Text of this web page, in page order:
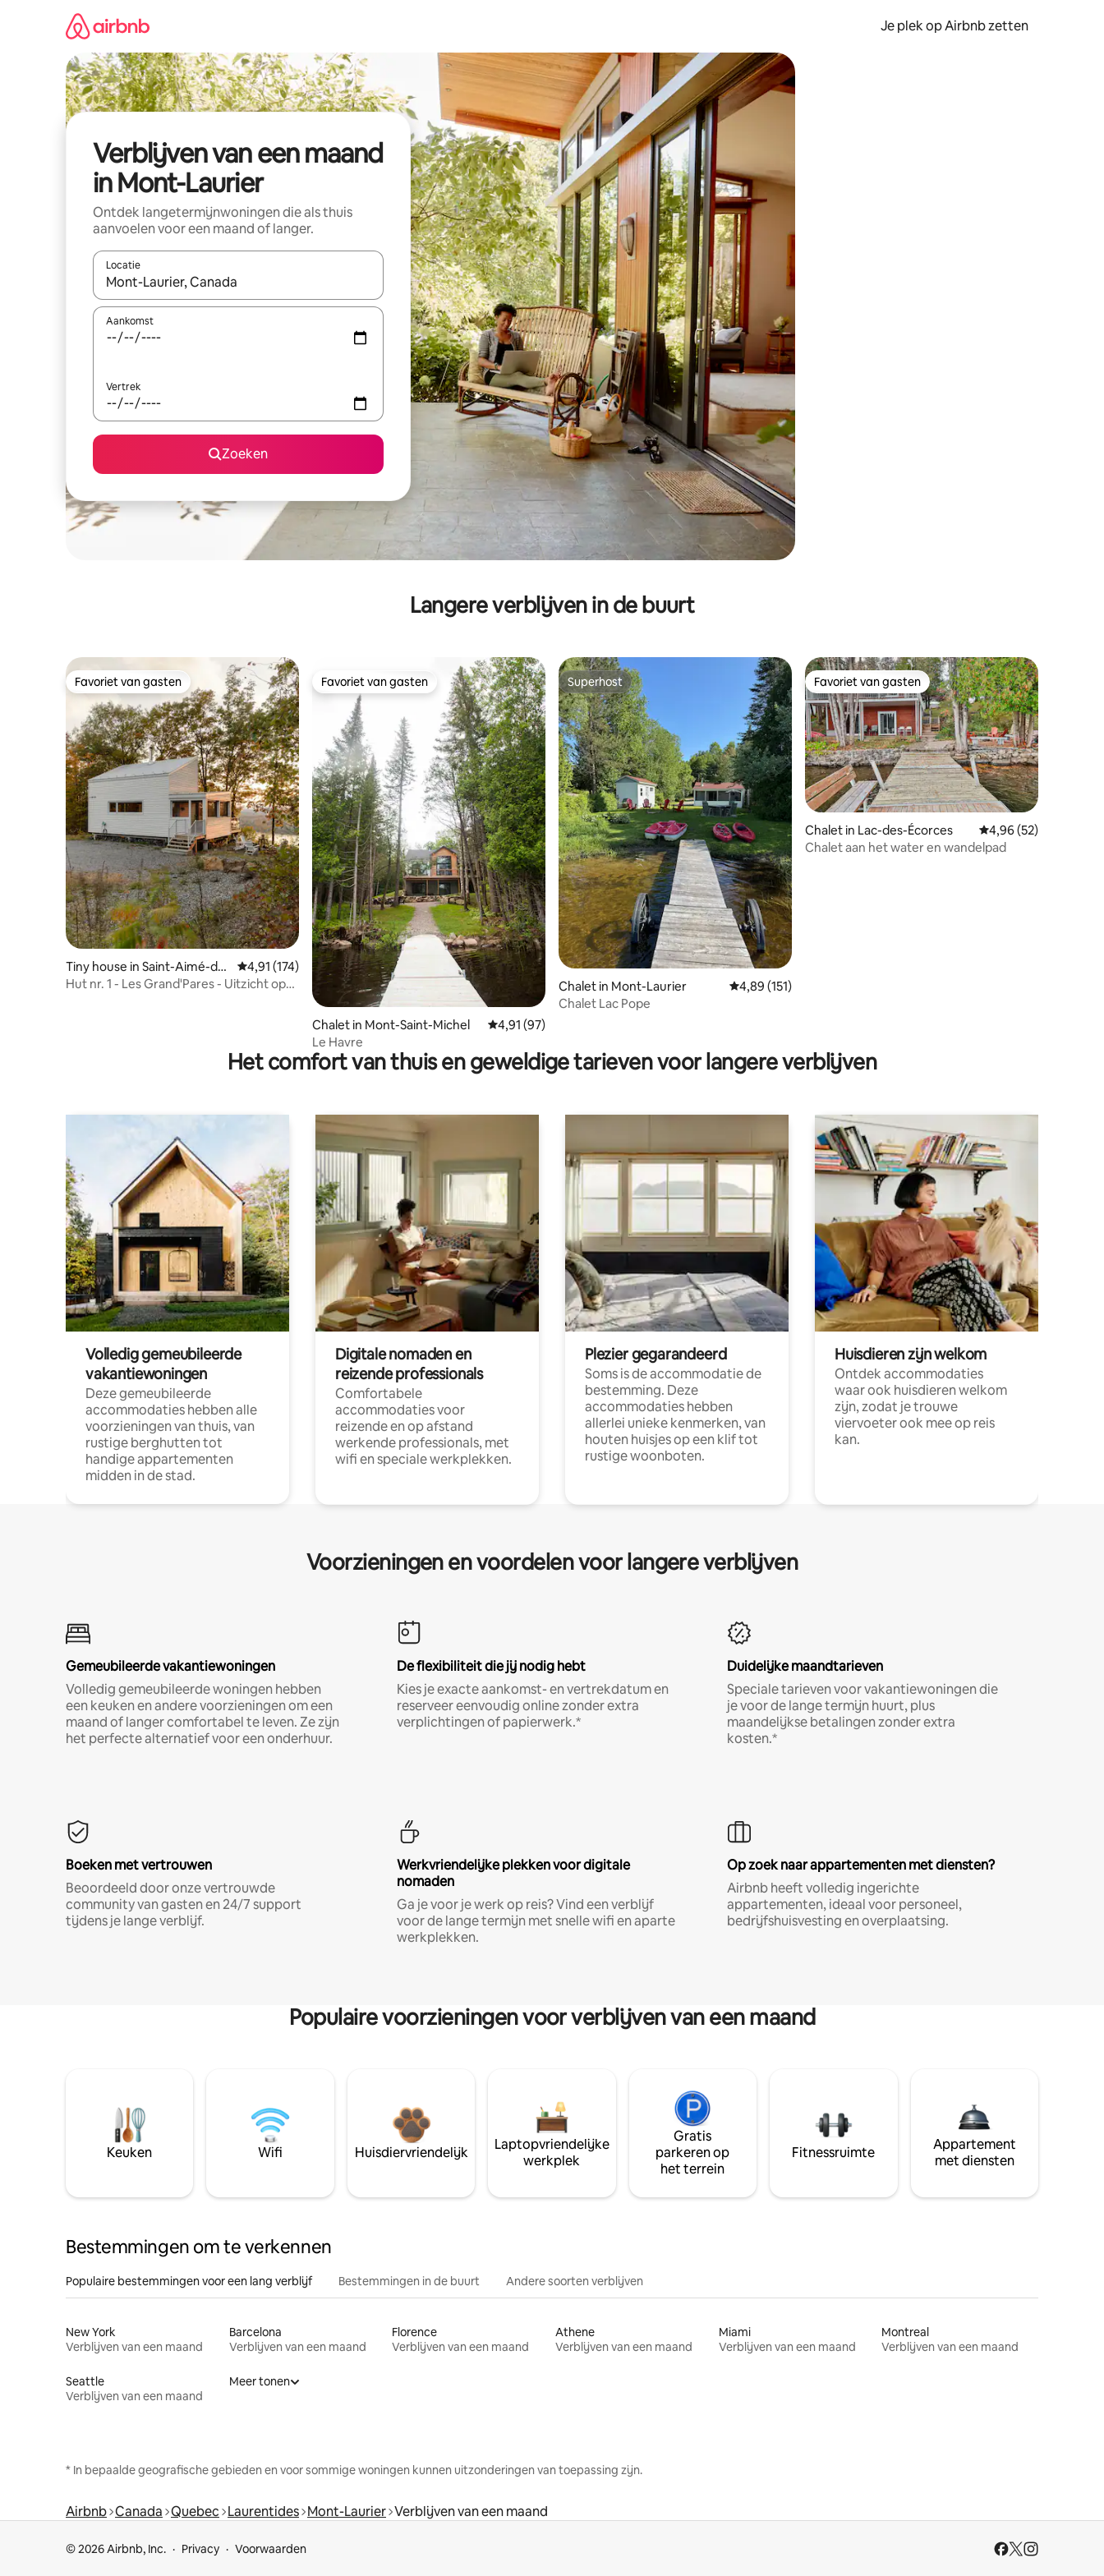
Je plek op Airbnb zetten
Verblijven van een maand
in Mont-Laurier
Ontdek langetermijnwoningen die als thuis
aanvoelen voor een maand of langer.
Locatie
Wanneer er resultaten beschikbaar zijn, maak je een keuze met je de pijltjestoetsen omhoog en omlaag, óf door te tikken of swipen.
Aankomst
Vertrek
Zoeken
Langere verblijven in de buurt
Favoriet van gasten
Favoriet van gasten
Tiny house in Saint-Aimé-du-
Lac-des-Îles
Gemiddelde beoordeling van 4,91 op 5, 174 recensies
4,91 (174)
Hut nr. 1 - Les Grand'Pares - Uitzicht op
Favoriet van gasten
Favoriet van gasten
Chalet in Mont-Saint-Michel Gemiddelde beoordeling van 4,91 op 5, 97 recensies
4,91 (97)
Le Havre
Superhost
Superhost
Chalet in Mont-Laurier Gemiddelde beoordeling van 4,89 op 5, 151 recensies
4,89 (151)
Chalet Lac Pope
Favoriet van gasten
Favoriet van gasten
Chalet in Lac-des-Écorces Gemiddelde
4,96 (52)
Chalet aan het water en wandelpad
Het comfort van thuis en geweldige tarieven voor langere verblijven
Volledig gemeubileerde
vakantiewoningen
Deze gemeubileerde
accommodaties hebben alle
voorzieningen van thuis, van
rustige berghutten tot
handige appartementen
midden in de stad.
Digitale nomaden en
reizende professionals
Comfortabele
accommodaties voor
reizende en op afstand
werkende professionals, met
wifi en speciale werkplekken.
Plezier gegarandeerd
Soms is de accommodatie de
bestemming. Deze
accommodaties hebben
allerlei unieke kenmerken, van
houten huisjes op een klif tot
rustige woonboten.
Huisdieren zijn welkom
Ontdek accommodaties
waar ook huisdieren welkom
zijn, zodat je trouwe
viervoeter ook mee op reis
kan.
Voorzieningen en voordelen voor langere verblijven
Gemeubileerde vakantiewoningen
Volledig gemeubileerde woningen hebben
een keuken en andere voorzieningen om een
maand of langer comfortabel te leven. Ze zijn
het perfecte alternatief voor een onderhuur.
De flexibiliteit die jij nodig hebt
Kies je exacte aankomst- en vertrekdatum en
reserveer eenvoudig online zonder extra
verplichtingen of papierwerk.*
Duidelijke maandtarieven
Speciale tarieven voor vakantiewoningen die
je voor de lange termijn huurt, plus
maandelijkse betalingen zonder extra
kosten.*
Boeken met vertrouwen
Beoordeeld door onze vertrouwde
community van gasten en 24/7 support
tijdens je lange verblijf.
Werkvriendelijke plekken voor digitale
nomaden
Ga je voor je werk op reis? Vind een verblijf
voor de lange termijn met snelle wifi en aparte
werkplekken.
Op zoek naar appartementen met diensten?
Airbnb heeft volledig ingerichte
appartementen, ideaal voor personeel,
bedrijfshuisvesting en overplaatsing.
Populaire voorzieningen voor verblijven van een maand
Keuken Wifi Huisdiervriendelijk
Laptopvriendelijke
werkplek
Gratis
parkeren op
het terrein
Fitnessruimte
Appartement
met diensten
Bestemmingen om te verkennen
Populaire bestemmingen voor een lang verblijf Bestemmingen in de buurt Andere soorten verblijven
New York
Verblijven van een maand
Barcelona
Verblijven van een maand
Florence
Verblijven van een maand
Athene
Verblijven van een maand
Miami
Verblijven van een maand
Montreal
Verblijven van een maand
Seattle
Verblijven van een maand
Meer tonen
* In bepaalde geografische gebieden en voor sommige woningen kunnen uitzonderingen van toepassing zijn.
Airbnb Canada Quebec Laurentides Mont-Laurier Verblijven van een maand
© 2026 Airbnb, Inc. Privacy Voorwaarden